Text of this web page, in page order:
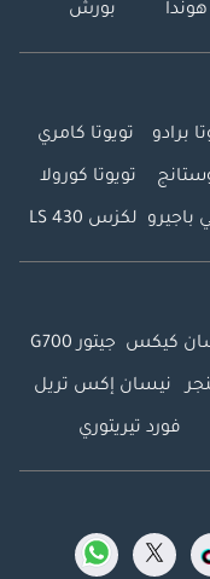
هوندا بورش
برادو تويوتا كامري
تويوتا كورولا
لكزس LS 430
كيكس جيتور G700
نيسان إكس تريل
فورد تيريتوري